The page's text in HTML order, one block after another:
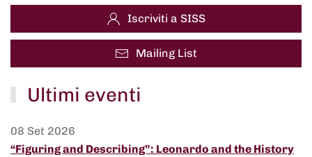
Iscriviti a SISS
Mailing List
Ultimi eventi
08 Set 2026
“Figuring and Describing”: Leonardo and the History